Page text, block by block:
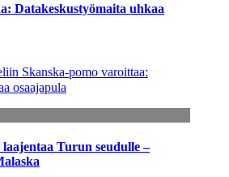
Datakeskustyömaita uhkaa
Skanska-pomo varoittaa:
osaajapula
Turun seudulle –